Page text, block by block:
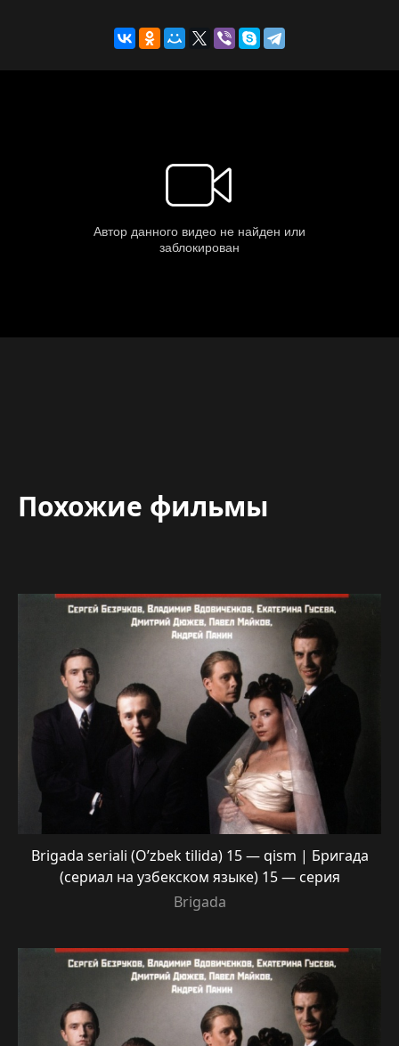
Похожие фильмы
Brigada seriali (O’zbek tilida) 15 — qism | Бригада
(сериал на узбекском языке) 15 — серия
Brigada